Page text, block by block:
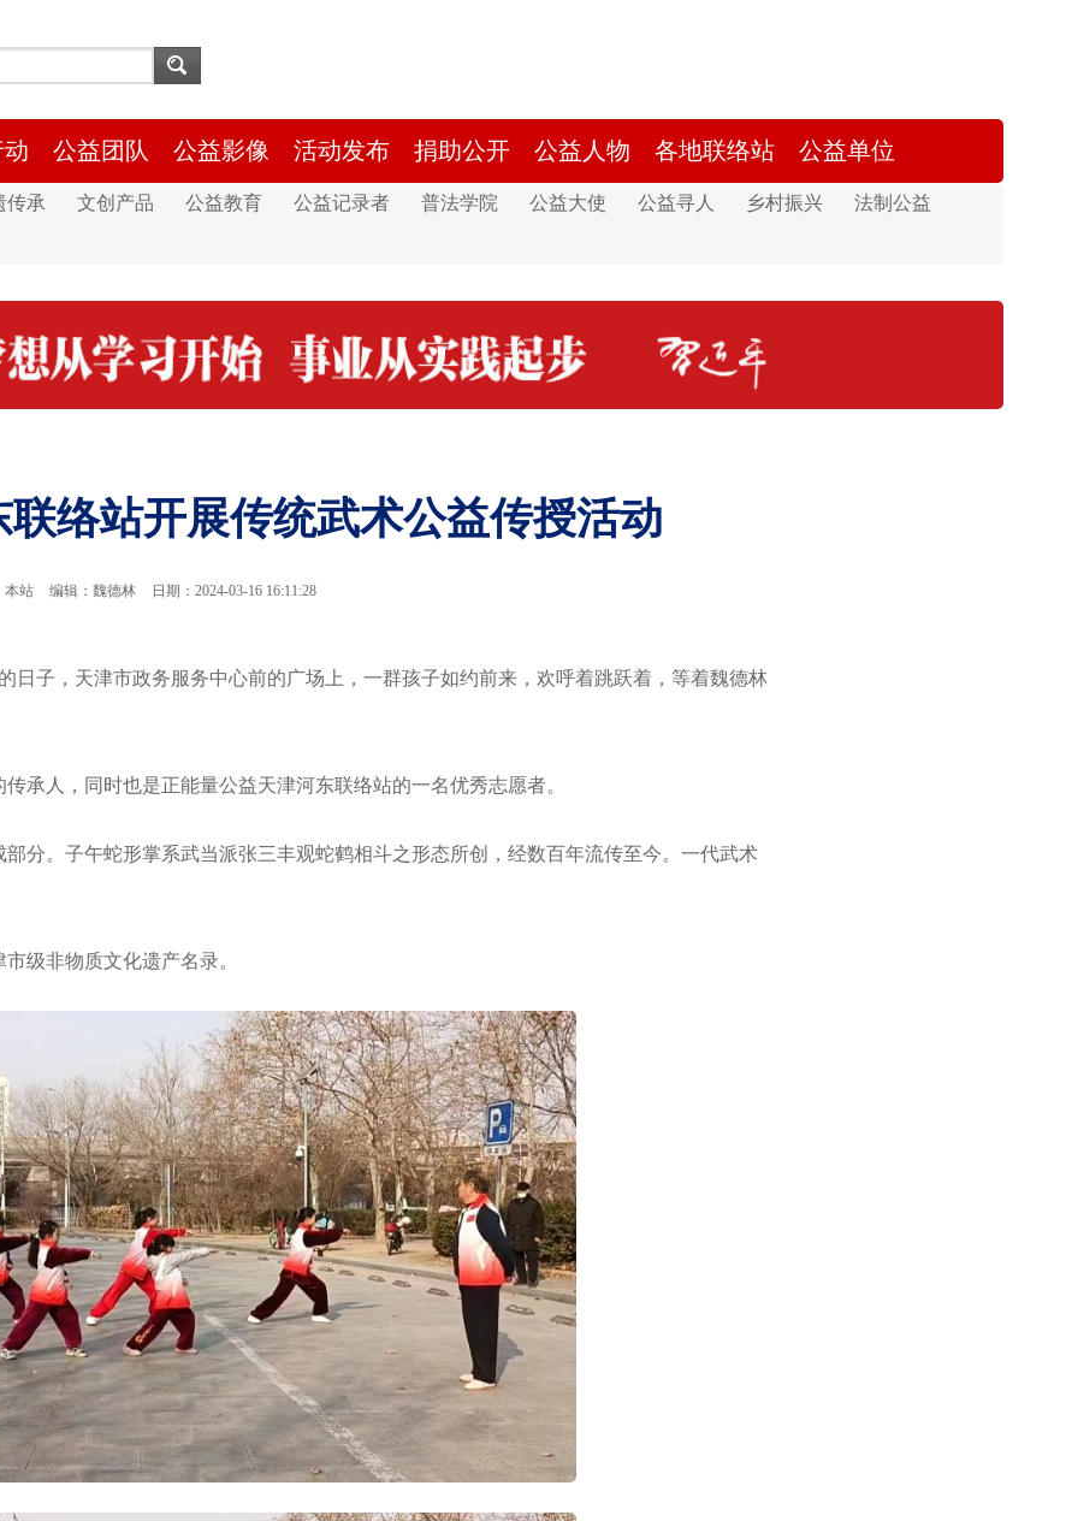
公益团队 公益影像 活动发布 捐助公开 公益人物 各地联络站 公益单位
传承 文创产品 公益教育 公益记录者 普法学院 公益大使 公益寻人 乡村振兴
法制公益
络站开展传统武术公益传授活动
本站 编辑：魏德林 日期：2024-03-16 16:11:28
日子，天津市政务服务中心前的广场上，一群孩子如约前来，欢呼着跳跃着，等着魏德林
承人，同时也是正能量公益天津河东联络站的一名优秀志愿者。
分。子午蛇形掌系武当派张三丰观蛇鹤相斗之形态所创，经数百年流传至今。一代武术
级非物质文化遗产名录。